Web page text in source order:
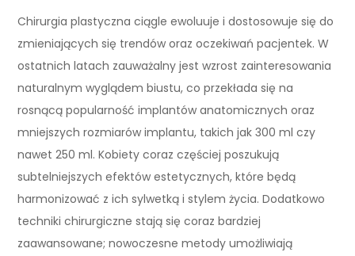
Chirurgia plastyczna ciągle ewoluuje i dostosowuje się do
zmieniających się trendów oraz oczekiwań pacjentek. W
ostatnich latach zauważalny jest wzrost zainteresowania
naturalnym wyglądem biustu, co przekłada się na
rosnącą popularność implantów anatomicznych oraz
mniejszych rozmiarów implantu, takich jak 300 ml czy
nawet 250 ml. Kobiety coraz częściej poszukują
subtelniejszych efektów estetycznych, które będą
harmonizować z ich sylwetką i stylem życia. Dodatkowo
techniki chirurgiczne stają się coraz bardziej
zaawansowane; nowoczesne metody umożliwiają